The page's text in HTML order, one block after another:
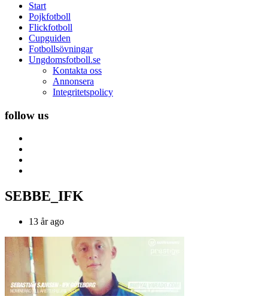
Start
Pojkfotboll
Flickfotboll
Cupguiden
Fotbollsövningar
Ungdomsfotboll.se
Kontakta oss
Annonsera
Integritetspolicy
follow us
SEBBE_IFK
13 år ago